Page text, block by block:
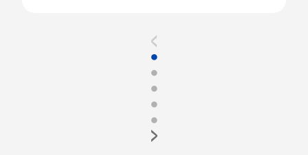
<
●
●
●
●
●
>